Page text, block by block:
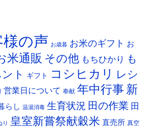
様の声 お歳暮 お米のギフト お
米通販 その他 もちひかり も
ト ギフト コシヒカリ
レシ
営業日について 奉献 年中行事 新
らし 温湯消毒 生育状況 田の作業 田
り 皇室新嘗祭献穀米 直売所 真空